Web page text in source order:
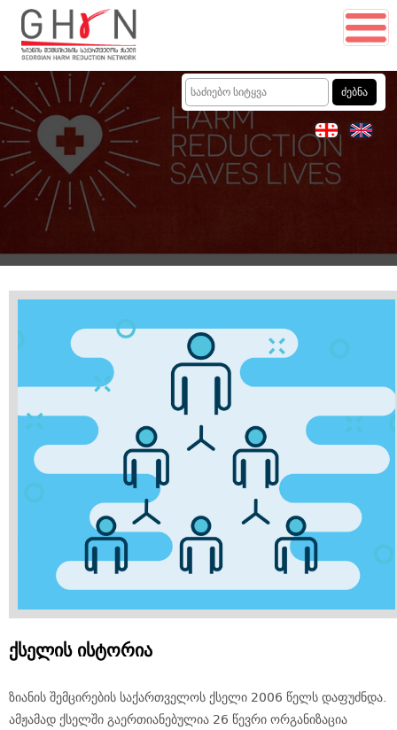
ქსელის ისტორია
ზიანის შემცირების საქართველოს ქსელი 2006 წელს დაფუძნდა.
ამჟამად ქსელში გაერთიანებულია 26 წევრი ორგანიზაცია